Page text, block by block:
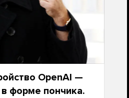
OpenAI —
форме пончика.